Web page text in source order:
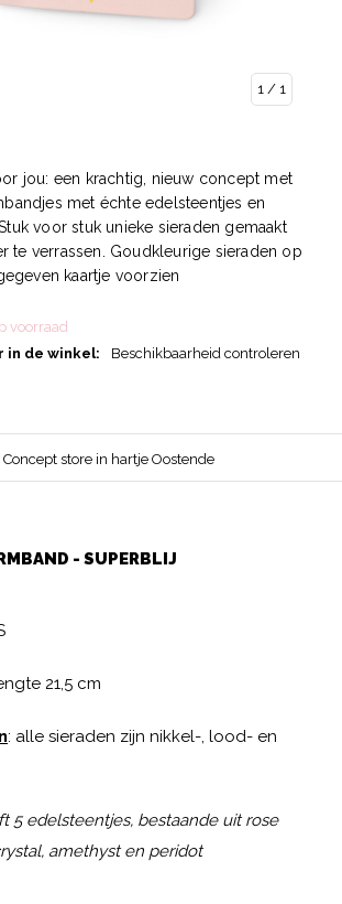
1 / 1
jou: een krachtig, nieuw concept met
met échte edelsteentjes en
voor stuk unieke sieraden gemaakt
te verrassen. Goudkleurige sieraden op
kaartje voorzien
voorraad
in de winkel:
Beschikbaarheid controleren
Concept store in hartje Oostende
- SUPERBLIJ
21,5 cm
: alle sieraden zijn nikkel-, lood- en
5 edelsteentjes, bestaande uit rose
amethyst en peridot